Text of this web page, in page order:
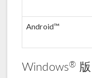
Android™
Windows®